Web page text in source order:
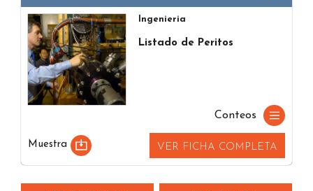
Ingenieria
Listado de Peritos
Conteos
Muestra VER FICHA COMPLETA